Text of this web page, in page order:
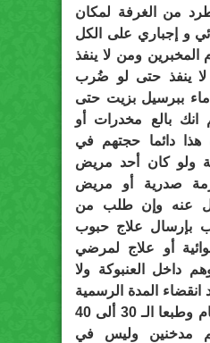
من الغرفة لمكان
و إجباري على الكل
المخبرين ومن لا ينفذ
ينفذ حتى لو ضُرب
ببرسيل بزيت حتى
انك بالع مخدرات أو
هذا دائما حجتهم في
ولو كان أحد مريض
صدرية أو مريض
عنه وإن طلب من
بإرسال علاج حبوب
أو علاج لمرضي
داخل العنبوكة ولا
انقضاء المدة الرسمية
وهي لا تقل عن 9 ايام وطبعا الـ 30 ألى 40
مدخنين وليس في